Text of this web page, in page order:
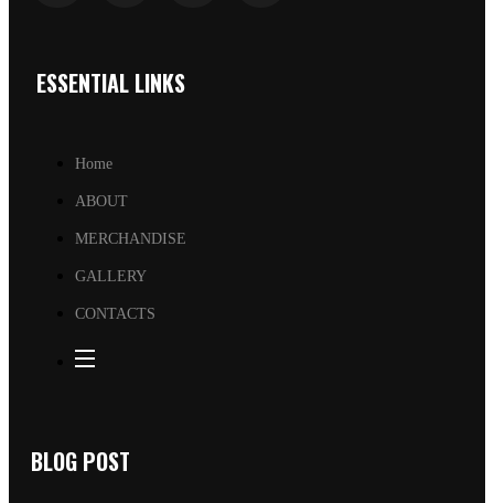
ESSENTIAL LINKS
Home
ABOUT
MERCHANDISE
GALLERY
CONTACTS
BLOG POST